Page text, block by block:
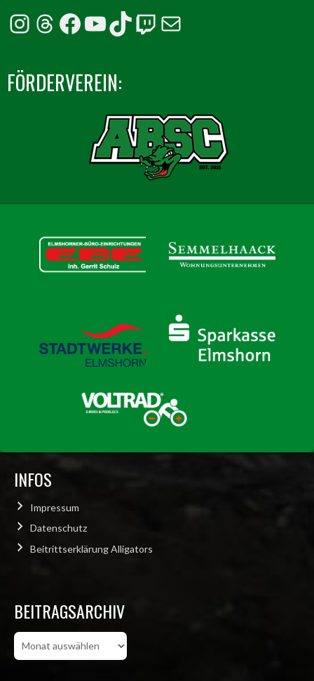
Instagram
Threads
Facebook
YouTube
TikTok
Twitch
E-Mail
FÖRDERVEREIN:
INFOS
Impressum
Datenschutz
Beitrittserklärung Alligators
BEITRAGSARCHIV
Beitragsarchiv